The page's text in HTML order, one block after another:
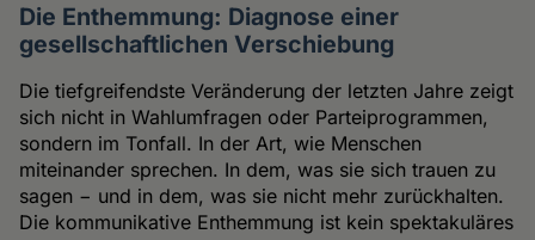
Die Enthemmung: Diagnose einer
gesellschaftlichen Verschiebung
Die tiefgreifendste Veränderung der letzten Jahre zeigt
sich nicht in Wahlumfragen oder Parteiprogrammen,
sondern im Tonfall. In der Art, wie Menschen
miteinander sprechen. In dem, was sie sich trauen zu
sagen − und in dem, was sie nicht mehr zurückhalten.
Die kommunikative Enthemmung ist kein spektakuläres